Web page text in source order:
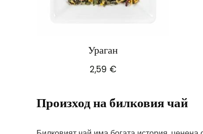
Ураган
2,59 €
Произход на билковия чай